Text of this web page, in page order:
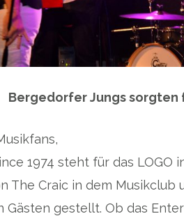
Bergedorfer Jungs sorgten
since 1974 steht für das
The Craic in dem Musikclub
Gästen gestellt. Ob das